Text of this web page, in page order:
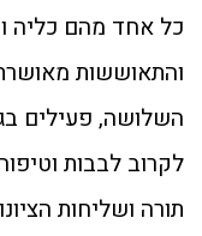
כל אחד מהם כליה
והתאוששות
השלושה, פעילים
לקרוב לבבות